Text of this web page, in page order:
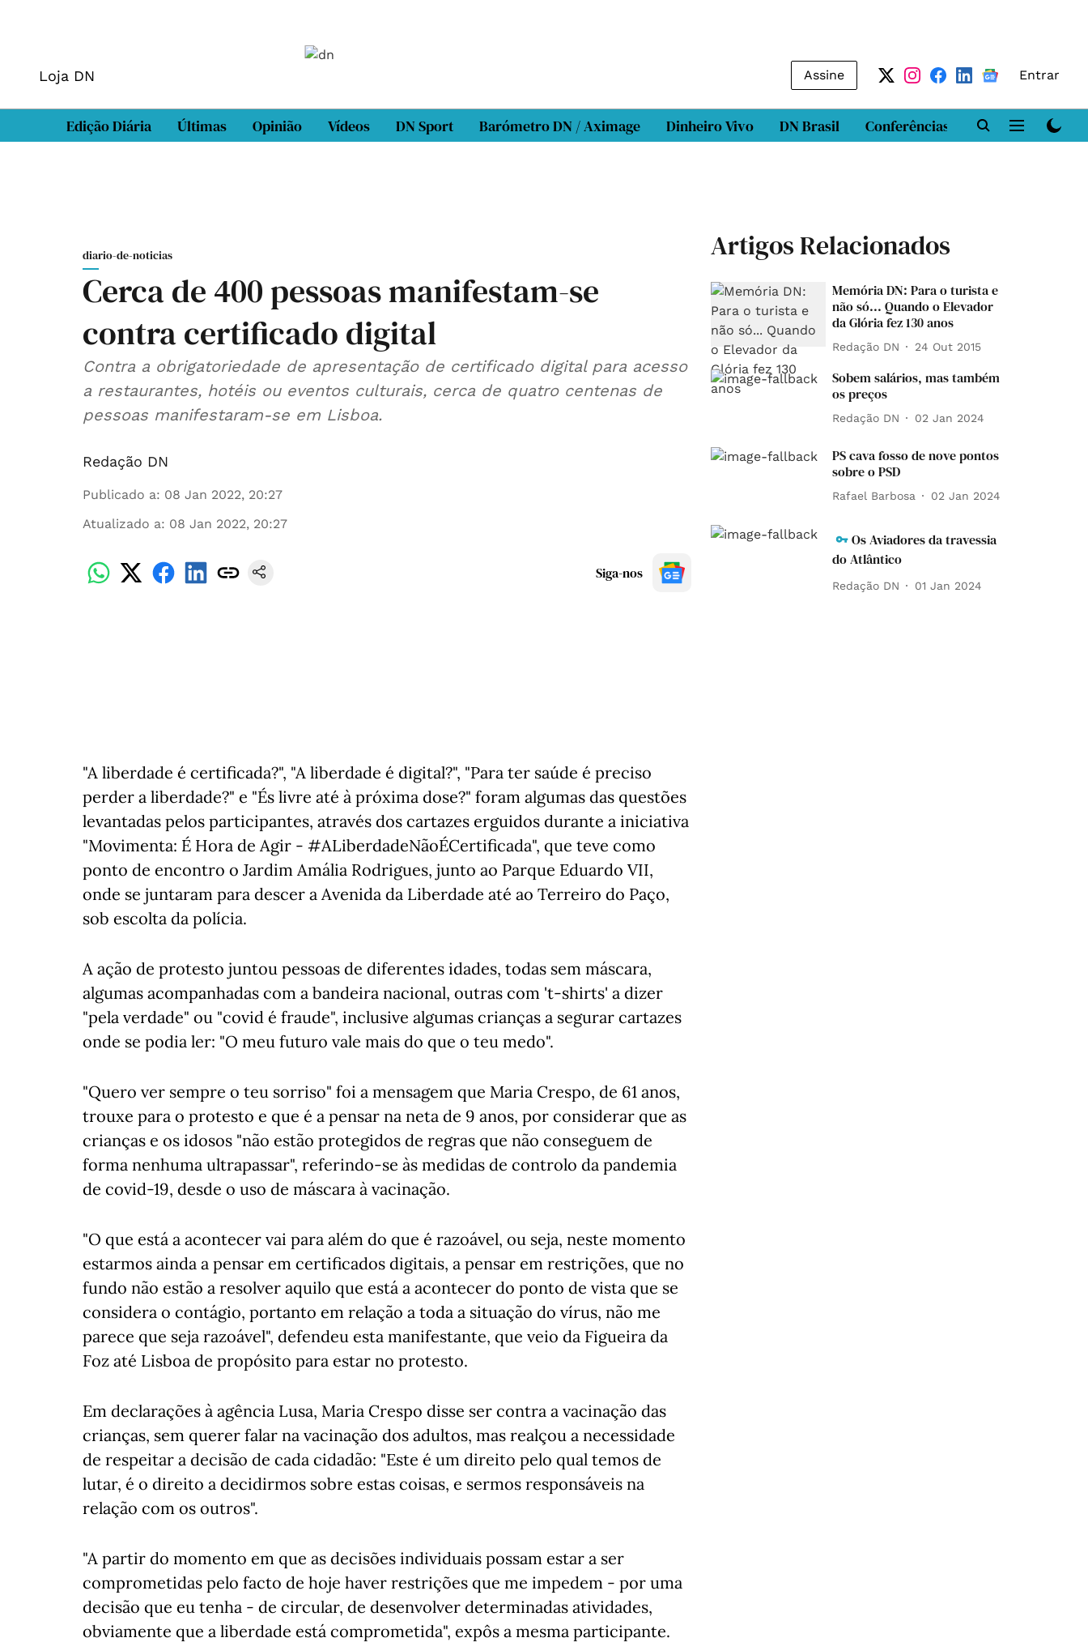
Loja DN Assine Entrar
Edição Diária Últimas Opinião Vídeos DN Sport Barómetro DN / Aximage Dinheiro Vivo DN Brasil Conferências DN LAB
diario-de-noticias
Cerca de 400 pessoas manifestam-se
contra certificado digital
Contra a obrigatoriedade de apresentação de certificado digital para acesso
a restaurantes, hotéis ou eventos culturais, cerca de quatro centenas de
pessoas manifestaram-se em Lisboa.
Redação DN
Publicado a: 08 Jan 2022, 20:27
Atualizado a: 08 Jan 2022, 20:27
Siga-nos
"A liberdade é certificada?", "A liberdade é digital?", "Para ter saúde é preciso
perder a liberdade?" e "És livre até à próxima dose?" foram algumas das questões
levantadas pelos participantes, através dos cartazes erguidos durante a iniciativa
"Movimenta: É Hora de Agir - #ALiberdadeNãoÉCertificada", que teve como
ponto de encontro o Jardim Amália Rodrigues, junto ao Parque Eduardo VII,
onde se juntaram para descer a Avenida da Liberdade até ao Terreiro do Paço,
sob escolta da polícia.
A ação de protesto juntou pessoas de diferentes idades, todas sem máscara,
algumas acompanhadas com a bandeira nacional, outras com 't-shirts' a dizer
"pela verdade" ou "covid é fraude", inclusive algumas crianças a segurar cartazes
onde se podia ler: "O meu futuro vale mais do que o teu medo".
"Quero ver sempre o teu sorriso" foi a mensagem que Maria Crespo, de 61 anos,
trouxe para o protesto e que é a pensar na neta de 9 anos, por considerar que as
crianças e os idosos "não estão protegidos de regras que não conseguem de
forma nenhuma ultrapassar", referindo-se às medidas de controlo da pandemia
de covid-19, desde o uso de máscara à vacinação.
"O que está a acontecer vai para além do que é razoável, ou seja, neste momento
estarmos ainda a pensar em certificados digitais, a pensar em restrições, que no
fundo não estão a resolver aquilo que está a acontecer do ponto de vista que se
considera o contágio, portanto em relação a toda a situação do vírus, não me
parece que seja razoável", defendeu esta manifestante, que veio da Figueira da
Foz até Lisboa de propósito para estar no protesto.
Em declarações à agência Lusa, Maria Crespo disse ser contra a vacinação das
crianças, sem querer falar na vacinação dos adultos, mas realçou a necessidade
de respeitar a decisão de cada cidadão: "Este é um direito pelo qual temos de
lutar, é o direito a decidirmos sobre estas coisas, e sermos responsáveis na
relação com os outros".
"A partir do momento em que as decisões individuais possam estar a ser
comprometidas pelo facto de hoje haver restrições que me impedem - por uma
decisão que eu tenha - de circular, de desenvolver determinadas atividades,
obviamente que a liberdade está comprometida", expôs a mesma participante.
Artigos Relacionados
Memória DN: Para o turista e
não só... Quando o Elevador
da Glória fez 130 anos
Redação DN 24 Out 2015
Sobem salários, mas também
os preços
Redação DN 02 Jan 2024
PS cava fosso de nove pontos
sobre o PSD
Rafael Barbosa 02 Jan 2024
Os Aviadores da travessia
do Atlântico
Redação DN 01 Jan 2024